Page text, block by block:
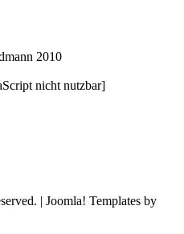
nicht nutzbar]
| Joomla! Templates by